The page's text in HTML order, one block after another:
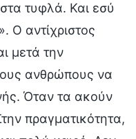
τυφλά. Και εσύ
Ο αντίχριστος
μετά την
ανθρώπους να
Όταν τα ακούν
πραγματικότητα,